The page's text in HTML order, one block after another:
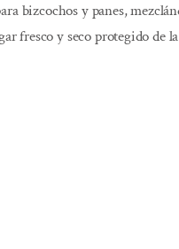
bizcochos y panes,
fresco y seco protegido de